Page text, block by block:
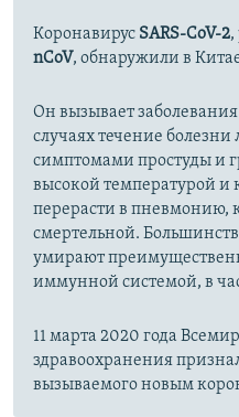
Коронавирус SARS-CoV-2,
nCoV, обнаружили в
Он вызывает заболевания
случаях течение болезни
симптомами простуды и
высокой температурой
перерасти в пневмонию,
смертельной.
умирают
иммунной системой, в
11 марта 2020 года
здравоохранения
вызываемого новым